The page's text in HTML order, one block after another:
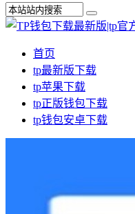
首页
tp最新版下载
tp苹果下载
tp正版钱包下载
tp钱包安卓下载